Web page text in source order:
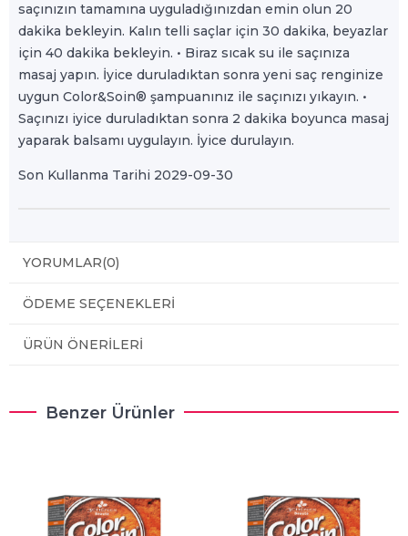
saçınızın tamamına uyguladığınızdan emin olun 20
dakika bekleyin. Kalın telli saçlar için 30 dakika, beyazlar
için 40 dakika bekleyin. • Biraz sıcak su ile saçınıza
masaj yapın. İyice duruladıktan sonra yeni saç renginize
uygun Color&Soin® şampuanınız ile saçınızı yıkayın. •
Saçınızı iyice duruladıktan sonra 2 dakika boyunca masaj
yaparak balsamı uygulayın. İyice durulayın.
Son Kullanma Tarihi 2029-09-30
YORUMLAR(0)
ÖDEME SEÇENEKLERI
ÜRÜN ÖNERILERI
Benzer Ürünler